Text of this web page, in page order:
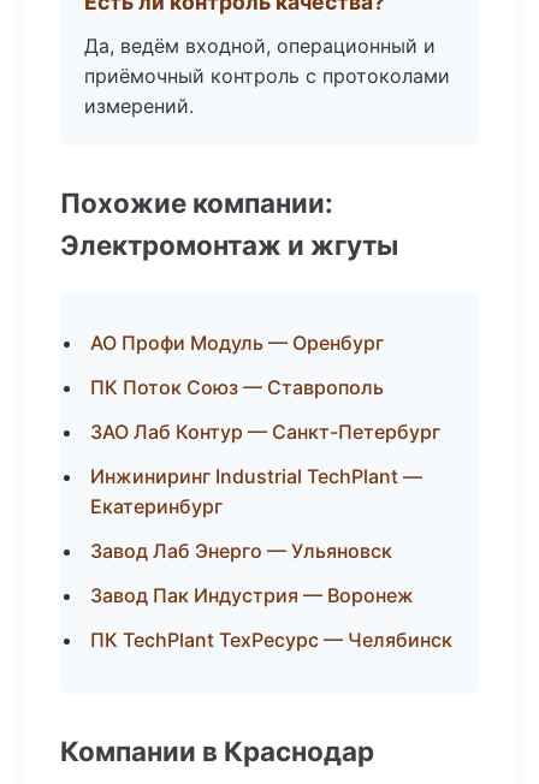
Да, ведём входной, операционный и
приёмочный контроль с протоколами
измерений.
Похожие компании:
Электромонтаж и жгуты
АО Профи Модуль — Оренбург
ПК Поток Союз — Ставрополь
ЗАО Лаб Контур — Санкт-Петербург
Инжиниринг Industrial TechPlant —
Екатеринбург
Завод Лаб Энерго — Ульяновск
Завод Пак Индустрия — Воронеж
ПК TechPlant ТехРесурс — Челябинск
Компании в Краснодар